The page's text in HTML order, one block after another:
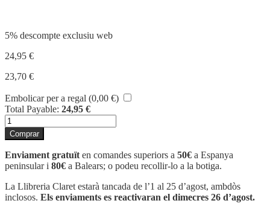
5% descompte exclusiu web
24,95 €
23,70 €
Embolicar per a regal (0,00 €)
Total Payable: 24,95 €
quantitat
de
INFINIT.
ANAR
I
TORNAR
Comprar
Enviament gratuït en comandes superiors a 50€ a Espanya
peninsular i 80€ a Balears; o podeu recollir-lo a la botiga.
La Llibreria Claret estarà tancada de l’1 al 25 d’agost, ambdòs
inclosos. Els enviaments es reactivaran el dimecres 26 d’agost.